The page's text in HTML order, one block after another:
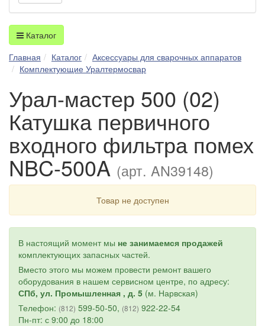
Каталог
Главная
Каталог
Аксессуары для сварочных аппаратов
Комплектующие Уралтермосвар
Урал-мастер 500 (02)
Катушка первичного
входного фильтра помех
NBC-500A (арт. AN39148)
Товар не доступен
В настоящий момент мы не занимаемся продажей
комплектующих запасных частей.
Вместо этого мы можем провести ремонт вашего
оборудования в нашем сервисном центре, по адресу:
СПб, ул. Промышленная , д. 5 (м. Нарвская)
Телефон: (812) 599-50-50, (812) 922-22-54
Пн-пт: с 9:00 до 18:00